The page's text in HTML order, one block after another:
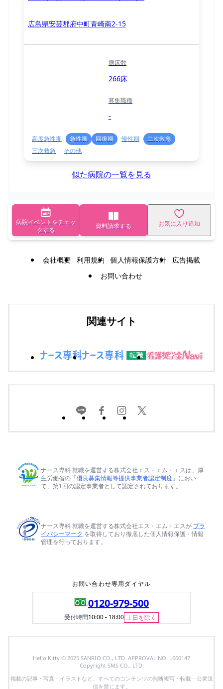
広島県安芸郡府中町青崎南2-15
病床数
266床
募集職種
-
高度急性期 急性期 回復期 慢性期
二次救急
三次救急
その他
似た病院の一覧を見る
病院イベントをチェッ
クする
資料請求する お気に入り追加
会社概要 利用規約 個人情報保護方針
広告掲載
お問い合わせ
関連サイト
ナース専科 就職を運営する株式会社エス・エム・エスは、厚
生労働省の「優良募集情報等提供事業者認定制度 」におい
て、第1回の認定事業者として認定されております。
ナース専科 就職を運営する株式会社エス・エム・エスが プラ
イバシーマーク を取得しており徹底した個人情報保護・情報
管理を行っております。
お問い合わせ専用ダイヤル
0120-979-500
受付時間10:00 - 18:00 土日を除く
Hello Kitty © 2025 SANRIO CO., LTD. APPROVAL NO. L660147
Copyright SMS CO., LTD.
掲載の記事・写真・イラストなど、すべてのコンテンツの無断複写・転載・公衆送
信を禁じます。